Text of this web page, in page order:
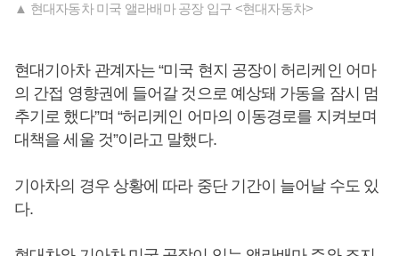
▲ 현대자동차 미국 앨라배마 공장 입구 <현대자동차>
현대기아차 관계자는 “미국 현지 공장이 허리케인 어마
의 간접 영향권에 들어갈 것으로 예상돼 가동을 잠시 멈
추기로 했다”며 “허리케인 어마의 이동경로를 지켜보며
대책을 세울 것”이라고 말했다.
기아차의 경우 상황에 따라 중단 기간이 늘어날 수도 있
다.